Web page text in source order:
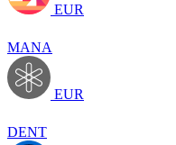
EUR
MANA
EUR
DENT